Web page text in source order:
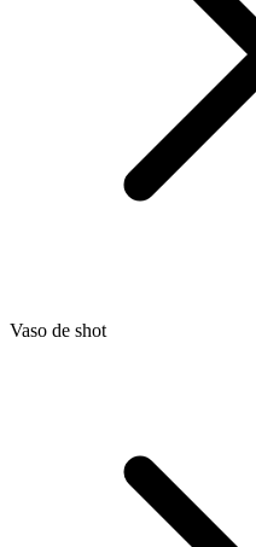
Vaso de shot